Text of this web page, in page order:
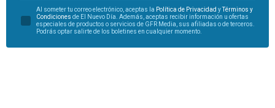
Al someter tu correo electrónico, aceptas la Política de Privacidad yTérminos y
Condiciones de El Nuevo Día. Además, aceptas recibir información u ofertas
especiales de productos o servicios de GFR Media, sus afiliadas o de terceros.
Podrás optar salirte de los boletines en cualquier momento.